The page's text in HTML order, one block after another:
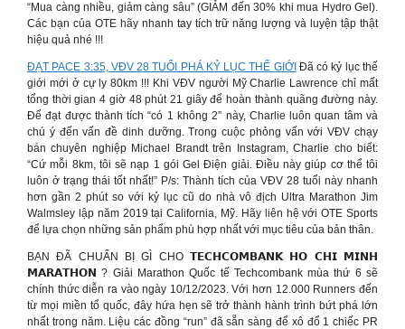
“Mua càng nhiều, giảm càng sâu” (GIẢM đến 30% khi mua Hydro Gel).
Các bạn của OTE hãy nhanh tay tích trữ năng lượng và luyện tập thật
hiệu quả nhé !!!
ĐẠT PACE 3:35, VĐV 28 TUỔI PHÁ KỶ LỤC THẾ GIỚI Đã có kỷ lục thế
giới mới ở cự ly 80km !!! Khi VĐV người Mỹ Charlie Lawrence chỉ mất
tổng thời gian 4 giờ 48 phút 21 giây để hoàn thành quãng đường này.
Để đạt được thành tích “có 1 không 2” này, Charlie luôn quan tâm và
chú ý đến vấn đề dinh dưỡng. Trong cuộc phỏng vấn với VĐV chạy
bán chuyên nghiệp Michael Brandt trên Instagram, Charlie cho biết:
“Cứ mỗi 8km, tôi sẽ nạp 1 gói Gel Điện giải. Điều này giúp cơ thể tôi
luôn ở trạng thái tốt nhất!” P/s: Thành tích của VĐV 28 tuổi này nhanh
hơn gần 2 phút so với kỷ lục cũ do nhà vô địch Ultra Marathon Jim
Walmsley lập năm 2019 tại California, Mỹ. Hãy liên hệ với OTE Sports
để lựa chọn những sản phẩm phù hợp nhất với mục tiêu của bản thân.
BẠN ĐÃ CHUẨN BỊ GÌ CHO 𝗧𝗘𝗖𝗛𝗖𝗢𝗠𝗕𝗔𝗡𝗞 𝗛𝗢 𝗖𝗛𝗜 𝗠𝗜𝗡𝗛
𝗠𝗔𝗥𝗔𝗧𝗛𝗢𝗡 ? Giải Marathon Quốc tế Techcombank mùa thứ 6 sẽ
chính thức diễn ra vào ngày 10/12/2023. Với hơn 12.000 Runners đến
từ mọi miền tổ quốc, đây hứa hẹn sẽ trở thành hành trình bứt phá lớn
nhất trong năm. Liệu các đồng “run” đã sẵn sàng để xô đổ 1 chiếc PR